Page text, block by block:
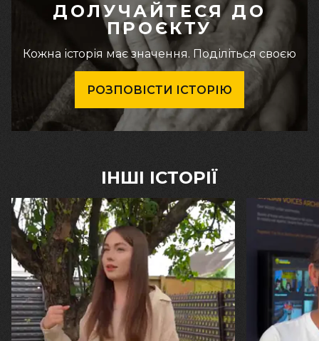
ДОЛУЧАЙТЕСЯ ДО
ПРОЄКТУ
Кожна історія має значення. Поділіться своєю
РОЗПОВІСТИ ІСТОРІЮ
ІНШІ ІСТОРІЇ
30.07.2026
29.07.2026